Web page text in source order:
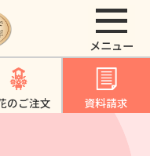
のご注文 資料請求